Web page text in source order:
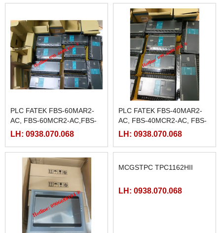
PLC FATEK FBS-60MAR2-
AC, FBS-60MCR2-AC,FBS-
60MAT2-AC, FBS-60MCT2-
LH: 0938.070.068
PLC FATEK FBS-40MAR2-
AC, FBS-40MCR2-AC, FBS-
40MCRT-AC, FBS-40MART-
LH: 0938.070.068